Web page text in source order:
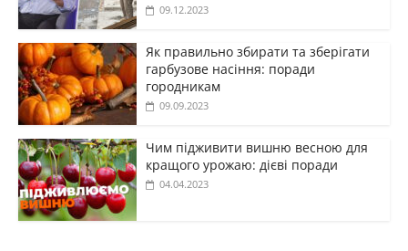
09.12.2023
Як правильно збирати та зберігати
гарбузове насіння: поради
городникам
09.09.2023
Чим підживити вишню весною для
кращого урожаю: дієві поради
04.04.2023